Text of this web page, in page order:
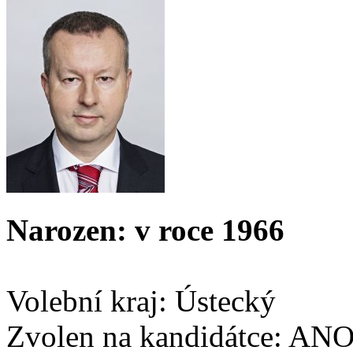
Narozen: v roce 1966
Volební kraj: Ústecký
Zvolen na kandidátce: